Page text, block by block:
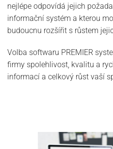
nejlépe odpovídá jejich
informační systém a kterou
budoucnu rozšířit s růstem
Volba softwaru PREMIER
firmy spolehlivost, kvalitu a
informací a celkový růst vaší